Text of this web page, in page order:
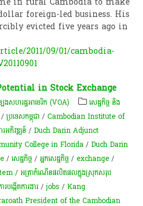
foreign-led business. His
evicted five years ago in
2011/09/01/cambodia-
in Stock Exchange
សហរដ្ឋ​អាមេរិក (VOA)
សេដ្ឋកិច្ច និង
/ប្រទេសកម្ពុជា /Cambodian Institute of
រអភិវឌ្ឍន៍ /Duch Darin Adjunct
College in Florida /Duch Darin
/សេដ្ឋកិច្ច /អ្នក​​​សេដ្ឋកិច្ច​​​ / exchange /
/អត្រា​កំណើន​ផលិតផល​ក្នុង​ស្រុក​សរុប​
របង្កើតការងារ /jobs /Kang
President of the Cambodian